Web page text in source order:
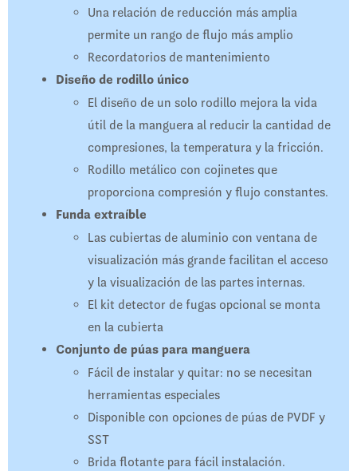
Una relación de reducción más amplia
permite un rango de flujo más amplio
Recordatorios de mantenimiento
Diseño de rodillo único
El diseño de un solo rodillo mejora la vida
útil de la manguera al reducir la cantidad de
compresiones, la temperatura y la fricción.
Rodillo metálico con cojinetes que
proporciona compresión y flujo constantes.
Funda extraíble
Las cubiertas de aluminio con ventana de
visualización más grande facilitan el acceso
y la visualización de las partes internas.
El kit detector de fugas opcional se monta
en la cubierta
Conjunto de púas para manguera
Fácil de instalar y quitar: no se necesitan
herramientas especiales
Disponible con opciones de púas de PVDF y
SST
Brida flotante para fácil instalación.